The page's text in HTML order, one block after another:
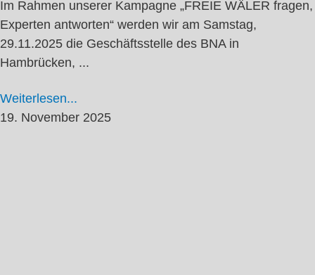
Im Rahmen unserer Kampagne „FREIE WÄLER fragen,
Experten antworten“ werden wir am Samstag,
29.11.2025 die Geschäftsstelle des BNA in
Hambrücken, ...
Weiterlesen...
19. November 2025